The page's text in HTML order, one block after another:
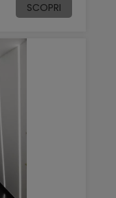
SCOPRI